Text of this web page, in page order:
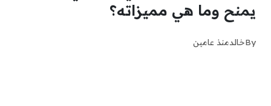
يمنح وما هي مميزاته؟
Byخالدمنذ عامين